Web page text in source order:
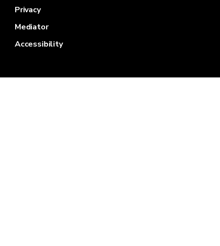
Privacy
Mediator
Accessibility